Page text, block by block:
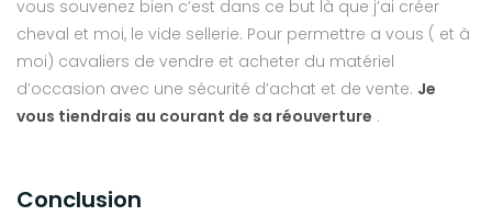
vous souvenez bien c’est dans ce but là que j’ai créer
cheval et moi, le vide sellerie. Pour permettre a vous ( et à
moi) cavaliers de vendre et acheter du matériel
d’occasion avec une sécurité d’achat et de vente. Je
vous tiendrais au courant de sa réouverture .
Conclusion